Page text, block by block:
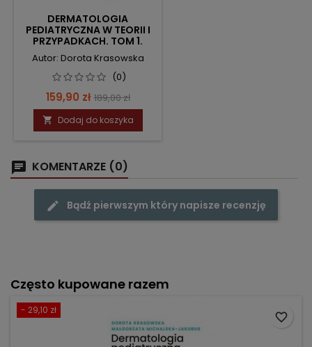
DERMATOLOGIA
PEDIATRYCZNA W TEORII I
PRZYPADKACH. TOM 1.
Autor: Dorota Krasowska
(0)
Cena
159,90 zł Cena
podstawowa
189,00 zł
 Dodaj do koszyka
KOMENTARZE (0)
Bądź pierwszym który napisze recenzję
Często kupowane razem
- 29,10 zł
favorite_border